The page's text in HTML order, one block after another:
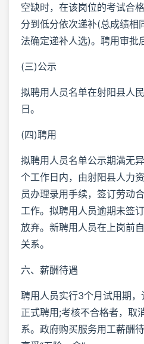
空缺时，在该岗位的考试合
分到低分依次递补(总成绩相
法确定递补人选)。聘用审批
(三)公示
拟聘用人员名单在射阳县人
日。
(四)聘用
拟聘用人员名单公示期满无
个工作日内，由射阳县人力
员办理录用手续，签订劳动
工作。拟聘用人员逾期未签
放弃。新聘用人员在上岗前
关系。
六、薪酬待遇
聘用人员实行3个月试用期
正式聘用;考核不合格者，取
系。政府购买服务用工薪酬